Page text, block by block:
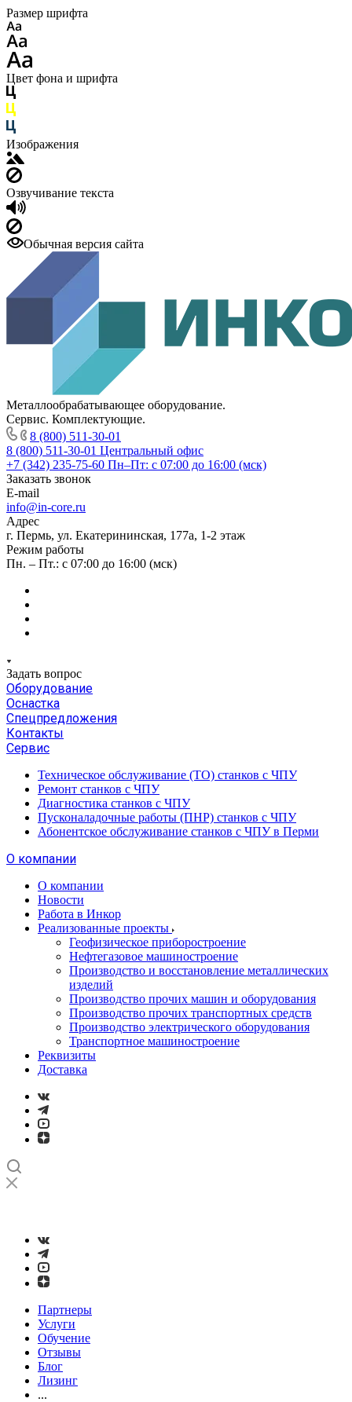
Размер шрифта
Цвет фона и шрифта
Изображения
Озвучивание текста
Обычная версия сайта
Металлообрабатывающее оборудование.
Сервис. Комплектующие.
8 (800) 511-30-01
8 (800) 511-30-01 Центральный офис
+7 (342) 235-75-60 Пн–Пт: с 07:00 до 16:00 (мск)
Заказать звонок
E-mail
info@in-core.ru
Адрес
г. Пермь, ул. ​Екатерининская, 177а, ​1-2 этаж
Режим работы
Пн. – Пт.: с 07:00 до 16:00 (мск)
Задать вопрос
Оборудование
Оснастка
Спецпредложения
Контакты
Сервис
Техническое обслуживание (ТО) станков с ЧПУ
Ремонт станков с ЧПУ
Диагностика станков с ЧПУ
Пусконаладочные работы (ПНР) станков с ЧПУ
Абонентское обслуживание станков с ЧПУ в Перми
О компании
О компании
Новости
Работа в Инкор
Реализованные проекты
Геофизическое приборостроение
Нефтегазовое машиностроение
Производство и восстановление металлических
изделий
Производство прочих машин и оборудования
Производство прочих транспортных средств
Производство электрического оборудования
Транспортное машиностроение
Реквизиты
Доставка
Партнеры
Услуги
Обучение
Отзывы
Блог
Лизинг
...